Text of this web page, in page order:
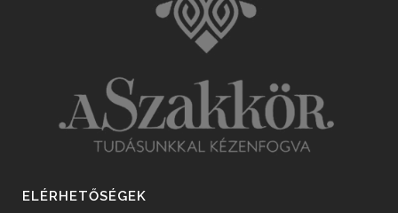
ELÉRHETŐSÉGEK